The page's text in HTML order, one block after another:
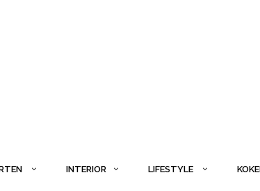
INTERIOR LIFESTYLE